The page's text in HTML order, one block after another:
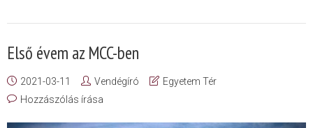
Első évem az MCC-ben
2021-03-11 Vendégíró
Egyetem Tér
Hozzászólás írása